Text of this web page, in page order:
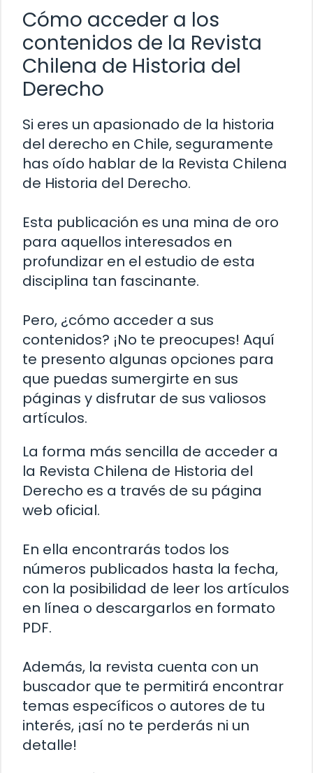
Cómo acceder a los
contenidos de la Revista
Chilena de Historia del
Derecho
Si eres un apasionado de la historia
del derecho en Chile, seguramente
has oído hablar de la Revista Chilena
de Historia del Derecho.
Esta publicación es una mina de oro
para aquellos interesados en
profundizar en el estudio de esta
disciplina tan fascinante.
Pero, ¿cómo acceder a sus
contenidos? ¡No te preocupes! Aquí
te presento algunas opciones para
que puedas sumergirte en sus
páginas y disfrutar de sus valiosos
artículos.
La forma más sencilla de acceder a
la Revista Chilena de Historia del
Derecho es a través de su página
web oficial.
En ella encontrarás todos los
números publicados hasta la fecha,
con la posibilidad de leer los artículos
en línea o descargarlos en formato
PDF.
Además, la revista cuenta con un
buscador que te permitirá encontrar
temas específicos o autores de tu
interés, ¡así no te perderás ni un
detalle!